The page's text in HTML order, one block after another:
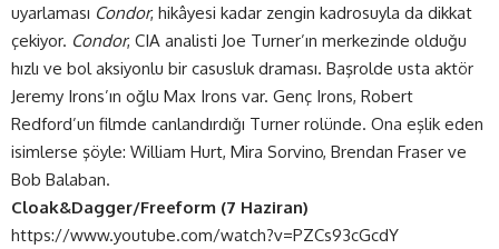
uyarlaması Condor, hikâyesi kadar zengin kadrosuyla da dikkat
çekiyor. Condor, CIA analisti Joe Turner’ın merkezinde olduğu
hızlı ve bol aksiyonlu bir casusluk draması. Başrolde usta aktör
Jeremy Irons’ın oğlu Max Irons var. Genç Irons, Robert
Redford’un filmde canlandırdığı Turner rolünde. Ona eşlik eden
isimlerse şöyle: William Hurt, Mira Sorvino, Brendan Fraser ve
Bob Balaban.
Cloak&Dagger/Freeform (7 Haziran)
https://www.youtube.com/watch?v=PZCs93cGcdY